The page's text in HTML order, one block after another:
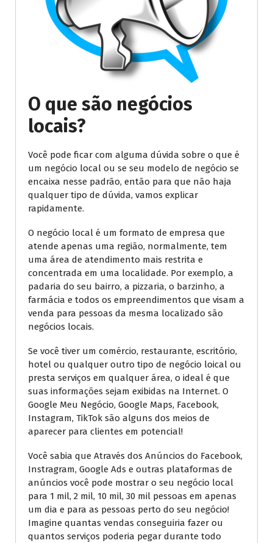
O que são negócios
locais?
Você pode ficar com alguma dúvida sobre o que é
um negócio local ou se seu modelo de negócio se
encaixa nesse padrão, então para que não haja
qualquer tipo de dúvida, vamos explicar
rapidamente.
O negócio local é um formato de empresa que
atende apenas uma região, normalmente, tem
uma área de atendimento mais restrita e
concentrada em uma localidade. Por exemplo, a
padaria do seu bairro, a pizzaria, o barzinho, a
farmácia e todos os empreendimentos que visam a
venda para pessoas da mesma localizado são
negócios locais.
Se você tiver um comércio, restaurante, escritório,
hotel ou qualquer outro tipo de negócio loical ou
presta serviços em qualquer área, o ideal é que
suas informações sejam exibidas na Internet. O
Google Meu Negócio, Google Maps, Facebook,
Instagram, TikTok são alguns dos meios de
aparecer para clientes em potencial!
Você sabia que Através dos Anúncios do Facebook,
Instragram, Google Ads e outras plataformas de
anúncios você pode mostrar o seu negócio local
para 1 mil, 2 mil, 10 mil, 30 mil pessoas em apenas
um dia e para as pessoas perto do seu negócio!
Imagine quantas vendas conseguiria fazer ou
quantos serviços poderia pegar durante todo